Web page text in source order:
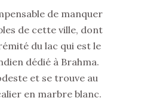
de manquer
de cette ville, dont
du lac qui est le
dédié à Brahma.
et se trouve au
en marbre blanc.